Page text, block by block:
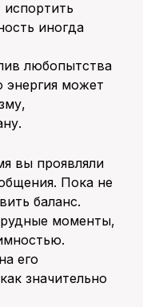
иногда
любопытства
энергия может
вы проявляли
Пока не
баланс.
моменты,
его
значительно